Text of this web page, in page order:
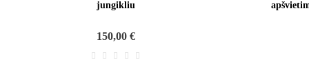
jungikliu
150,00 €